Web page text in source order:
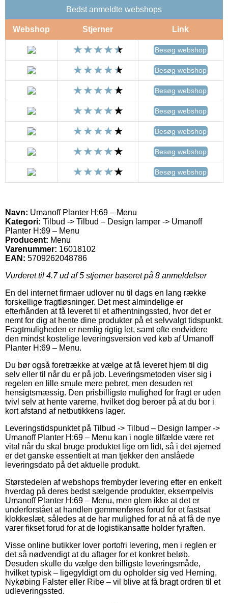
Bedst anmeldte webshops
Webshop Stjerner Link
Besøg webshop
Besøg webshop
Besøg webshop
Besøg webshop
Besøg webshop
Besøg webshop
Besøg webshop
Navn: Umanoff Planter H:69 – Menu
Kategori: Tilbud -> Tilbud – Design lamper -> Umanoff
Planter H:69 – Menu
Producent: Menu
Varenummer: 16018102
EAN: 5709262048786
Vurderet til 4.7ud af 5 stjerner baseret på 8 anmeldelser
En del internet firmaer udlover nu til dags en lang række
forskellige fragtløsninger. Det mest almindelige er
efterhånden at få leveret til et afhentningssted, hvor det er
nemt for dig at hente dine produkter på et selvvalgt tidspunkt.
Fragtmuligheden er nemlig rigtig let, samt ofte endvidere
den mindst kostelige leveringsversion ved køb af Umanoff
Planter H:69 – Menu.
Du bør også foretrække at vælge at få leveret hjem til dig
selv eller til når du er på job. Leveringsmetoden viser sig i
regelen en lille smule mere pebret, men desuden ret
hensigtsmæssig. Den prisbilligste mulighed for fragt er uden
tvivl selv at hente varerne, hvilket dog beroer på at du bor i
kort afstand af netbutikkens lager.
Leveringstidspunktet på Tilbud -> Tilbud – Design lamper ->
Umanoff Planter H:69 – Menu kan i nogle tilfælde være ret
vital når du skal bruge produktet lige om lidt, så i det øjemed
er det ganske essentielt at man tjekker den anslåede
leveringsdato på det aktuelle produkt.
Størstedelen af webshops frembyder levering efter en enkelt
hverdag på deres bedst sælgende produkter, eksempelvis
Umanoff Planter H:69 – Menu, men glem ikke at det er
underforstået at handlen gemmenføres forud for et fastsat
klokkeslæt, således at de har mulighed for at nå at få de nye
varer fikset forud for at de logistikansatte holder fyraften.
Visse online butikker lover portofri levering, men i reglen er
det så nødvendigt at du aftager for et konkret beløb.
Desuden skulle du vælge den billigste leveringsmåde,
hvilket typisk – ligegyldigt om du opholder sig ved Herning,
Nykøbing Falster eller Ribe – vil blive at få bragt ordren til et
udleveringssted.